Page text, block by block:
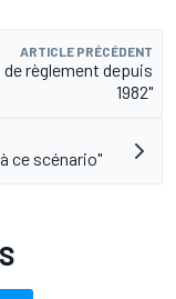
ARTICLE PRÉCÉDENT
règlement depuis
1982"
ce scénario"